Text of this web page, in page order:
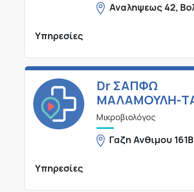
Αναληψεως 42,
Υπηρεσίες
Dr ΣΑΠΦΩ
ΜΑΛΑΜΟΥΛΗ-
Μικροβιολόγος
Γαζη Ανθιμου
Υπηρεσίες